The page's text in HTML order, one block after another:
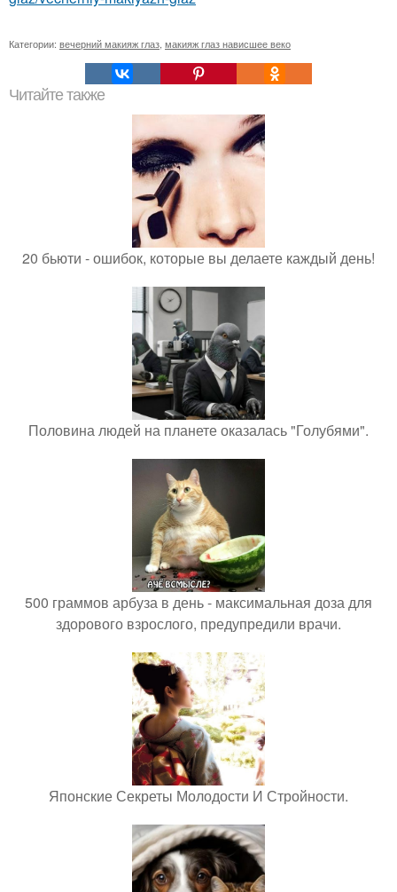
Категории: вечерний макияж глаз макияж глаз нависшее веко
Читайте также
20 бьюти - ошибок, которые вы делаете каждый день!
Половина людей на планете оказалась "Голубями".
500 граммов арбуза в день - максимальная доза для
здорового взрослого, предупредили врачи.
Японские Секреты Молодости И Стройности.